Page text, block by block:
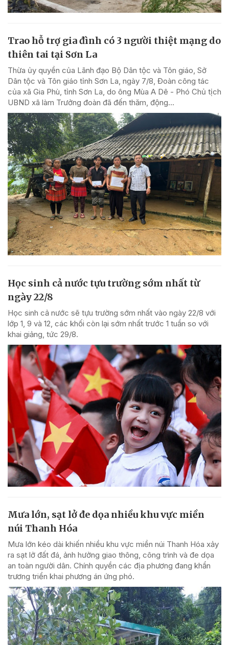
Trao hỗ trợ gia đình có 3 người thiệt mạng do
thiên tai tại Sơn La
Thừa ủy quyền của Lãnh đạo Bộ Dân tộc và Tôn giáo, Sở
Dân tộc và Tôn giáo tỉnh Sơn La, ngày 7/8, Đoàn công tác
của xã Gia Phù, tỉnh Sơn La, do ông Mùa A Dê - Phó Chủ tịch
UBND xã làm Trưởng đoàn đã đến thăm, động...
Học sinh cả nước tựu trường sớm nhất từ
ngày 22/8
Học sinh cả nước sẽ tựu trường sớm nhất vào ngày 22/8 với
lớp 1, 9 và 12, các khối còn lại sớm nhất trước 1 tuần so với
khai giảng, tức 29/8.
Mưa lớn, sạt lở đe dọa nhiều khu vực miền
núi Thanh Hóa
Mưa lớn kéo dài khiến nhiều khu vực miền núi Thanh Hóa xảy
ra sạt lở đất đá, ảnh hưởng giao thông, công trình và đe dọa
an toàn người dân. Chính quyền các địa phương đang khẩn
trương triển khai phương án ứng phó.